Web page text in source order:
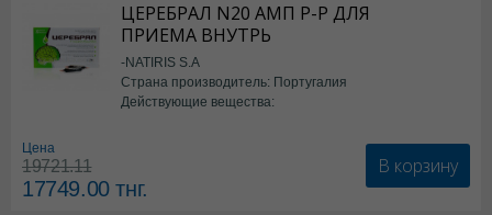
ЦЕРЕБРАЛ N20 АМП Р-Р ДЛЯ
ПРИЕМА ВНУТРЬ
-NATIRIS S.A
Страна производитель: Португалия
Действующие вещества:
Цена
19721.11
17749.00тнг.
В корзину